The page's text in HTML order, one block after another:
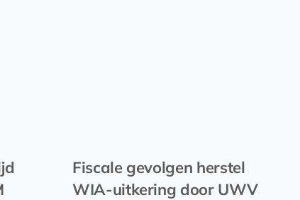
Fiscale gevolgen herstel
WIA-uitkering door UWV